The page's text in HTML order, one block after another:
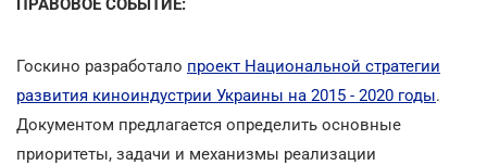
ПРАВОВОЕ СОБЫТИЕ:
Госкино разработало проект Национальной стратегии
развития киноиндустрии Украины на 2015 - 2020 годы.
Документом предлагается определить основные
приоритеты, задачи и механизмы реализации